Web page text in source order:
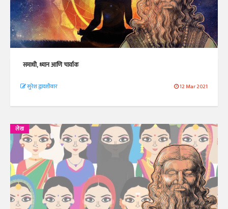
समाधी, ध्यान आणि चार्वाक
सुरेश द्वादशीवार 12 Mar 2021
लेख